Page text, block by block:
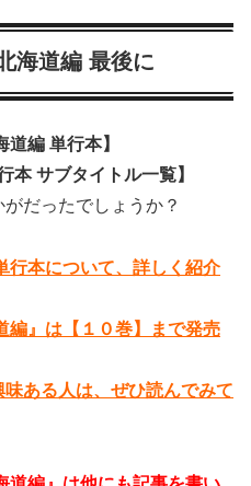
海道編 最後に
道編 単行本】
本 サブタイトル一覧】
だったでしょうか？
行本について、詳しく紹介
編』は【１０巻】まで発売
ある人は、ぜひ読んでみて